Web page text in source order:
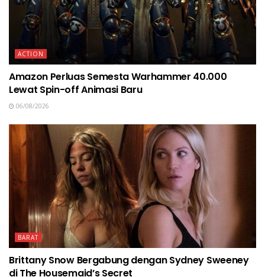
ACTION
Amazon Perluas Semesta Warhammer 40.000
Lewat Spin-off Animasi Baru
06/08/2026
BARAT
Brittany Snow Bergabung dengan Sydney Sweeney
di The Housemaid’s Secret